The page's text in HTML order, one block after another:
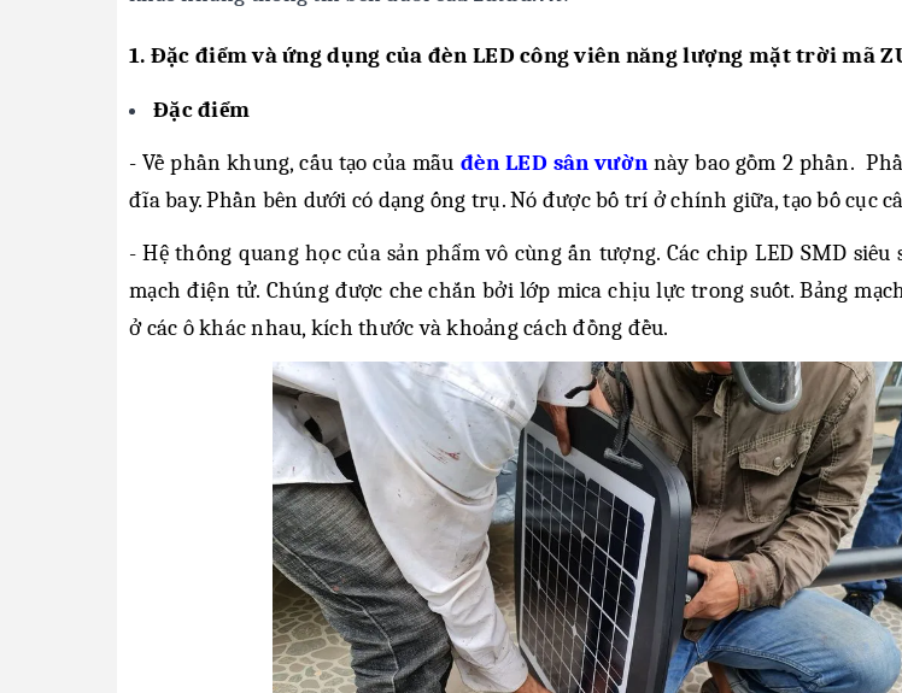
1. Đặc điểm và ứng dụng của đèn LED công viên năng lượng mặt trời mã
Đặc điểm
- Về phần khung, cấu tạo của mẫu đèn LED sân vườn này bao gồm 2 phần.
đĩa bay. Phần bên dưới có dạng ống trụ. Nó được bố trí ở chính giữa, tạo bố cục
- Hệ thống quang học của sản phẩm vô cùng ấn tượng. Các chip LED SMD
mạch điện tử. Chúng được che chắn bởi lớp mica chịu lực trong suốt. Bảng
ở các ô khác nhau, kích thước và khoảng cách đồng đều.